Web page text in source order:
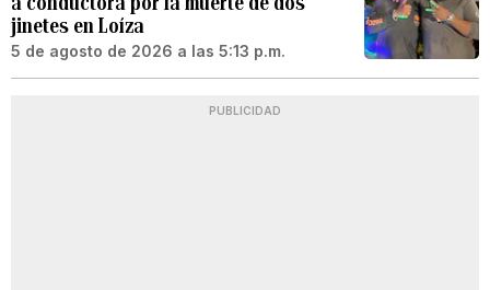
jinetes en Loíza
5 de agosto de 2026 a las 5:13 p.m.
PUBLICIDAD